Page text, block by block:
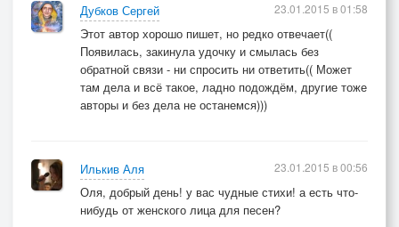
Дубков Сергей
Этот автор хорошо пишет, но редко отвечает((
Появилась, закинула удочку и смылась без
обратной связи - ни спросить ни ответить(( Может
там дела и всё такое, ладно подождём, другие тоже
авторы и без дела не останемся)))
23.01.2015 в 01:58
Илькив Аля
Оля, добрый день! у вас чудные стихи! а есть что-
нибудь от женского лица для песен?
23.01.2015 в 00:56